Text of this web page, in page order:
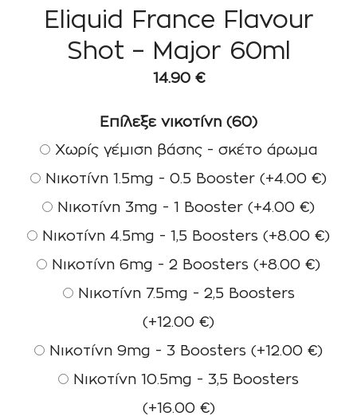
Eliquid France Flavour
Shot – Major 60ml
14.90 €
Επίλεξε νικοτίνη (60)
Χωρίς γέμιση βάσης - σκέτο άρωμα
Νικοτίνη 1.5mg - 0.5 Booster (+4.00 €)
Νικοτίνη 3mg - 1 Booster (+4.00 €)
Νικοτίνη 4.5mg - 1,5 Boosters (+8.00 €)
Νικοτίνη 6mg - 2 Boosters (+8.00 €)
Νικοτίνη 7.5mg - 2,5 Boosters
(+12.00 €)
Νικοτίνη 9mg - 3 Boosters (+12.00 €)
Νικοτίνη 10.5mg - 3,5 Boosters
(+16.00 €)